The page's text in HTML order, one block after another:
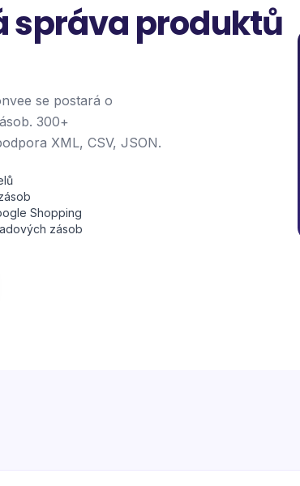
správa produktů
se postará o
300+
XML, CSV, JSON.
Shopping
zásob